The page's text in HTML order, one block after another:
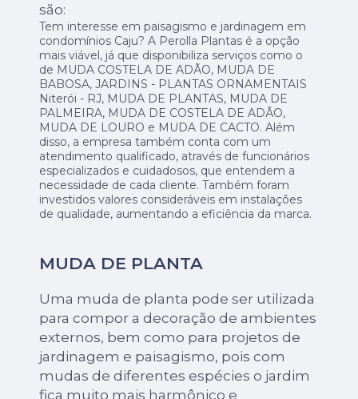
são:
Tem interesse em paisagismo e jardinagem em
condomínios Caju? A Perolla Plantas é a opção
mais viável, já que disponibiliza serviços como o
de MUDA COSTELA DE ADÃO, MUDA DE
BABOSA, JARDINS - PLANTAS ORNAMENTAIS
Niterói - RJ, MUDA DE PLANTAS, MUDA DE
PALMEIRA, MUDA DE COSTELA DE ADÃO,
MUDA DE LOURO e MUDA DE CACTO. Além
disso, a empresa também conta com um
atendimento qualificado, através de funcionários
especializados e cuidadosos, que entendem a
necessidade de cada cliente. Também foram
investidos valores consideráveis em instalações
de qualidade, aumentando a eficiência da marca.
MUDA DE PLANTA
Uma muda de planta pode ser utilizada
para compor a decoração de ambientes
externos, bem como para projetos de
jardinagem e paisagismo, pois com
mudas de diferentes espécies o jardim
fica muito mais harmônico e